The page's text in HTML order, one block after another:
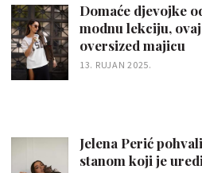
Domaće djevojke
modnu lekciju,
oversized majicu
13. RUJAN 2025.
Jelena Perić
stanom koji je